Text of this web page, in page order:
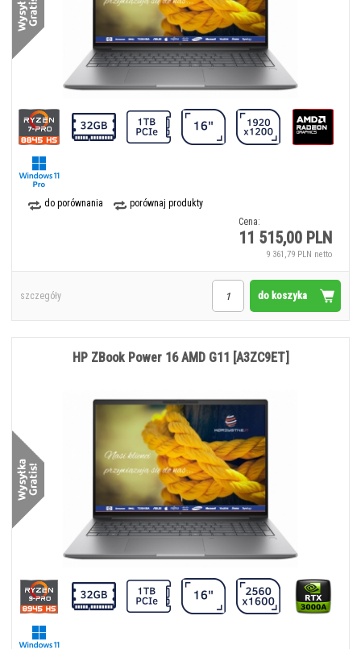
do porównania
porównaj produkty
Cena:
11 515,00 PLN
9 361,79 PLN netto
do koszyka
szczegóły
HP ZBook Power 16 AMD G11 [A3ZC9ET]